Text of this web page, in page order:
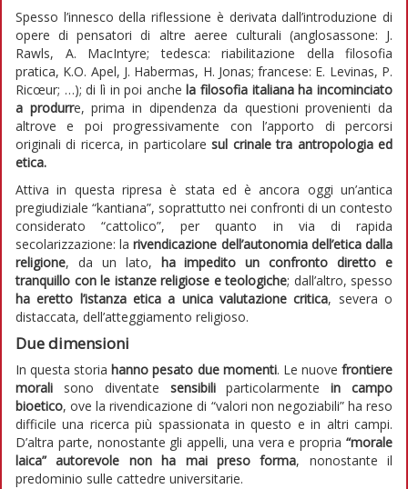
Spesso l’innesco della riflessione è derivata dall’introduzione di
opere di pensatori di altre aeree culturali (anglosassone: J.
Rawls, A. MacIntyre; tedesca: riabilitazione della filosofia
pratica, K.O. Apel, J. Habermas, H. Jonas; francese: E. Levinas, P.
Ricœur; …); di lì in poi anche la filosofia italiana ha incominciato
a produrre, prima in dipendenza da questioni provenienti da
altrove e poi progressivamente con l’apporto di percorsi
originali di ricerca, in particolaresul crinale tra antropologia ed
etica.
Attiva in questa ripresa è stata ed è ancora oggi un’antica
pregiudiziale “kantiana”, soprattutto nei confronti di un contesto
considerato “cattolico”, per quanto in via di rapida
secolarizzazione: larivendicazione dell’autonomia dell’etica dalla
religione, da un lato, ha impedito un confronto diretto e
tranquillo con le istanze religiose e teologiche; dall’altro, spesso
ha eretto l’istanza etica a unica valutazione critica, severa o
distaccata, dell’atteggiamento religioso.
Due dimensioni
In questa storia hanno pesato due momenti. Le nuovefrontiere
morali sono diventate sensibiliparticolarmentein campo
bioetico, ove la rivendicazione di “valori non negoziabili” ha reso
difficile una ricerca più spassionata in questo e in altri campi.
D’altra parte, nonostante gli appelli, una vera e propria “morale
laica” autorevole non ha mai preso forma, nonostante il
predominio sulle cattedre universitarie.